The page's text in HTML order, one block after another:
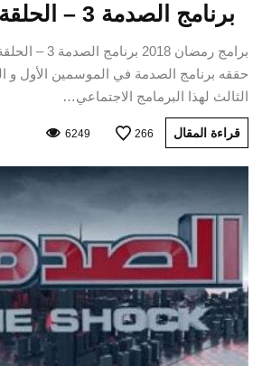
برنامج الصدمة 3 – الحلقة 18
حققه برنامج الصدمة في الموسمين الأول و
الثالث لهذا البرمامج الاجتماعي…
قراءة المقال 266
6249